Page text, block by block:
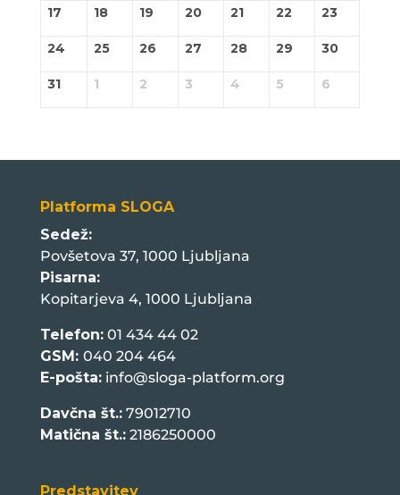
17 18 19 20 21 22 23
24 25 26 27 28 29 30
31 1 2 3 4 5 6
Platforma SLOGA
Sedež:
Povšetova 37, 1000 Ljubljana
Pisarna:
Kopitarjeva 4, 1000 Ljubljana
Telefon:01 434 44 02
GSM: 040 204 464
E-pošta: info@sloga-platform.org
Davčna št.:79012710
Matična št.:2186250000
Predstavitev